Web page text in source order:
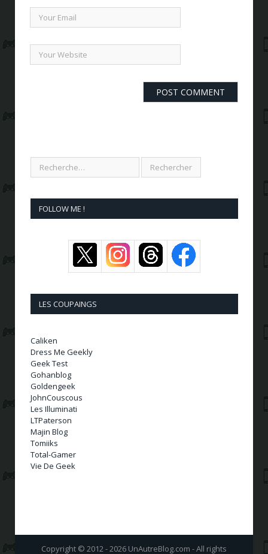
FOLLOW ME !
LES COUPAINGS
Caliken
Dress Me Geekly
Geek Test
Gohanblog
Goldengeek
JohnCouscous
Les Illuminati
LTPaterson
Majin Blog
Tomiiks
Total-Gamer
Vie De Geek
Copyright © 2012 - 2026 UnAutreBlog.com - All rights